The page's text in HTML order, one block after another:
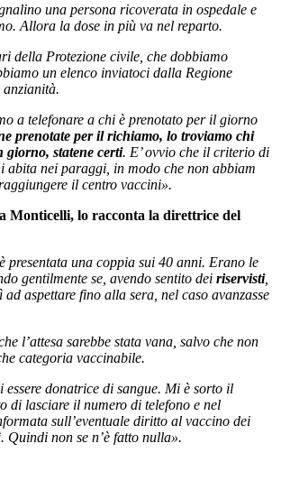
una persona ricoverata in ospedale e
Allora la dose in più va nel reparto.
della Protezione civile, che dobbiamo
un elenco inviatoci dalla Regione
a telefonare a chi è prenotato per il giorno
prenotate per il richiamo, lo troviamo chi
statene certi. E’ ovvio che il criterio di
abita nei paraggi, in modo che non abbiam
il centro vaccini».
Monticelli, lo racconta la direttrice del
presentata una coppia sui 40 anni. Erano le
gentilmente se, avendo sentito dei riservisti,
aspettare fino alla sera, nel caso avanzasse
l’attesa sarebbe stata vana, salvo che non
categoria vaccinabile.
essere donatrice di sangue. Mi è sorto il
di lasciare il numero di telefono e nel
sull’eventuale diritto al vaccino dei
Quindi non se n’è fatto nulla».